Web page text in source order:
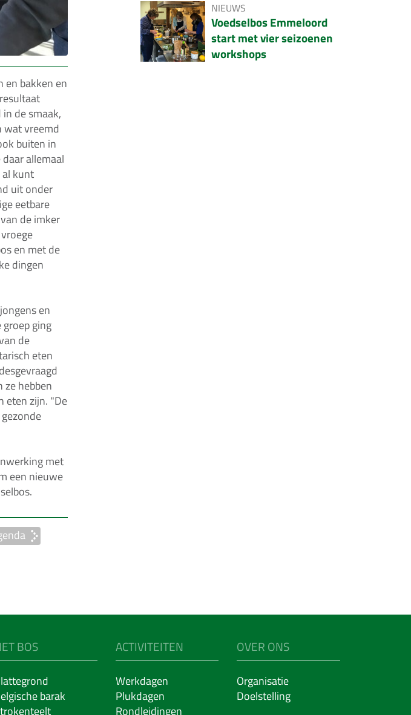
en bakken en
de smaak,
wat vreemd
buiten in
allemaal
al kunt
uit onder
eetbare
de imker
en met de
dingen
en
ging
de
eten
ze hebben
eten zijn. "De
met
een nieuwe
NIEUWS
Voedselbos Emmeloord
start met vier seizoenen
workshops
BOS
barak
ACTIVITEITEN
Werkdagen
Plukdagen
Rondleidingen
OVER ONS
Organisatie
Doelstelling